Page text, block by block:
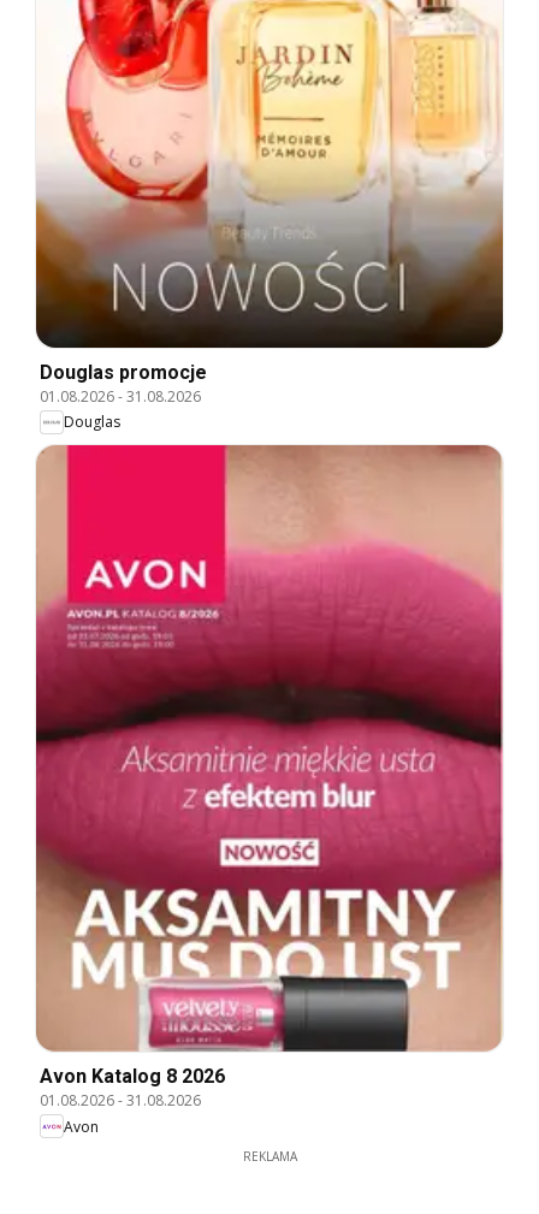
Douglas promocje
01.08.2026-31.08.2026
Douglas
Avon Katalog 8 2026
01.08.2026-31.08.2026
Avon
REKLAMA